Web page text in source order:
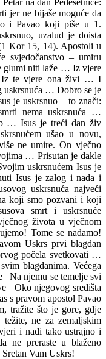
jer ne bijaše moguće da
i Pavao koji piše u 1.
uzalud je doista
Kor 15, 14). Apostoli u
svjedočanstvo – umiru
glumi niti laže … Iz vjere
Iz te vjere ona živi … I
uskrsnuća … Dobro se je
je uskrsnuo – to znači:
nema uskrsnuća …
… Isus je treći dan živ
ušao u novu,
ne umire. On vječno
… Prisutan je dakle
uskrsnućem Isus je
Isus je zalog i nada i
uskrsnuća najveći
koji smo pozvani i koji
smrt i uskrsnuće
života u vječnom
Tome se nadamo!
Uskrs prvi blagdan
počela svetkovati …
blagdanima. Većega
Na njemu se temelje svi
Oko njegovog središta
s pravom apostol Pavao
tražite što je gore, gdje
ne za zemaljskim
i nadi tako ustrajno i
ne preraste u blaženo
Vam Uskrs!